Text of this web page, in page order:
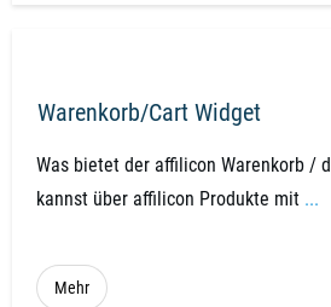
Warenkorb/Cart Widget
Was bietet der affilicon Warenkorb /
kannst über affilicon Produkte mit ...
Mehr